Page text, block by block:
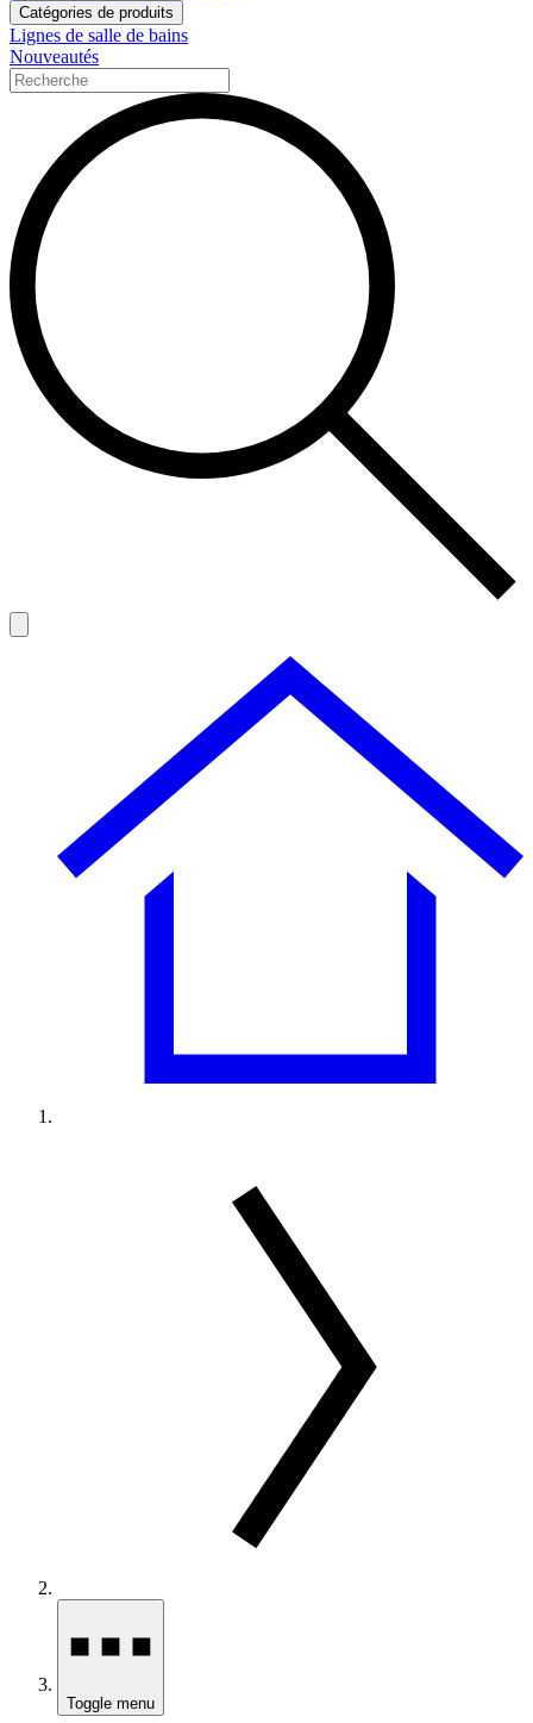
Catégories de produits
Lignes de salle de bains
Nouveautés
Toggle menu